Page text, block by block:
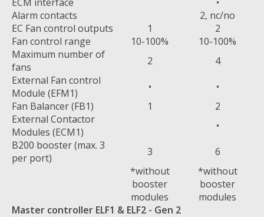
Alarm contacts
2, nc/no
EC Fan control outputs
1
2
Fan control range
10-100%
10-100%
Maximum number of
fans
2
4
External Fan control
Module (EFM1)
•
•
Fan Balancer (FB1)
1
2
External Contactor
Modules (ECM1)
•
B200 booster (max. 3
per port)
3
6
*without
booster
modules
*without
booster
modules
Master controller ELF1 & ELF2 - Gen 2